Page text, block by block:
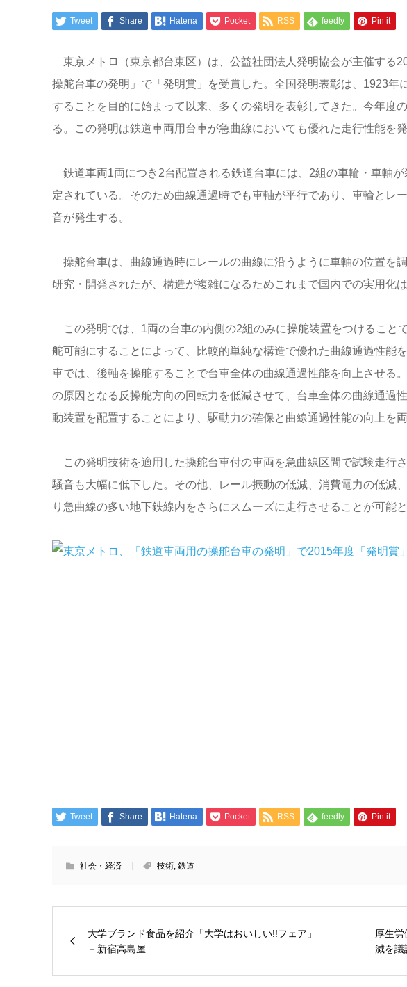
Tweet Share Hatena Pocket RSS feedly Pin it
東京メトロ（東京都台東区）は、公益社団法人発明協会が主催する
操舵台車の発明」で「発明賞」を受賞した。全国発明表彰は、1923年
することを目的に始まって以来、多くの発明を表彰してきた。今年度
る。この発明は鉄道車両用台車が急曲線においても優れた走行性能を
鉄道車両1両につき2台配置される鉄道台車には、2組の車輪・車軸
定されている。そのため曲線通過時でも車軸が平行であり、車輪とレ
音が発生する。
操舵台車は、曲線通過時にレールの曲線に沿うように車軸の位置を
研究・開発されたが、構造が複雑になるためこれまで国内での実用化
この発明では、1両の台車の内側の2組のみに操舵装置をつけること
舵可能にすることによって、比較的単純な構造で優れた曲線通過性能
車では、後軸を操舵することで台車全体の曲線通過性能を向上させる
の原因となる反操舵方向の回転力を低減させて、台車全体の曲線通過
動装置を配置することにより、駆動力の確保と曲線通過性能の向上を両
この発明技術を適用した操舵台車付の車両を急曲線区間で試験走行
騒音も大幅に低下した。その他、レール振動の低減、消費電力の低減
り急曲線の多い地下鉄線内をさらにスムーズに走行させることが可能と
Tweet Share Hatena Pocket RSS feedly Pin it
社会・経済 技術, 鉄道
大学ブランド食品を紹介「大学はおいしい!!フェア」
－新宿高島屋
厚生労
減を議